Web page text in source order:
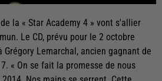
la « Star Academy 4 » vont s'allier
Le CD, prévu pour le 2 octobre
Grégory Lemarchal, ancien gagnant de
« On se fait la promesse de nous